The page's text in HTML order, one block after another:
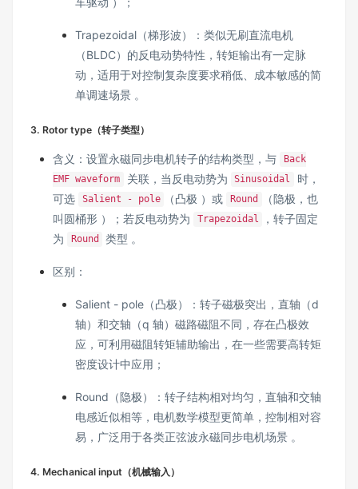
Trapezoidal（梯形波）：类似无刷直流电机
（BLDC）的反电动势特性，转矩输出有一定脉
动，适用于对控制复杂度要求稍低、成本敏感的简
单调速场景 。
3. Rotor type（转子类型）
含义：设置永磁同步电机转子的结构类型，与
Back
EMF waveform
关联，当反电动势为 Sinusoidal
时，
可选
Salient - pole （凸极 ）或 Round
（隐极，也
叫圆桶形 ）；若反电动势为
Trapezoidal
，转子固定
为
Round 类型 。
区别：
Salient - pole（凸极）：转子磁极突出，直轴（d
轴）和交轴（q 轴）磁路磁阻不同，存在凸极效
应，可利用磁阻转矩辅助输出，在一些需要高转矩
密度设计中应用；
Round（隐极）：转子结构相对均匀，直轴和交轴
电感近似相等，电机数学模型更简单，控制相对容
易，广泛用于各类正弦波永磁同步电机场景 。
4. Mechanical input（机械输入）